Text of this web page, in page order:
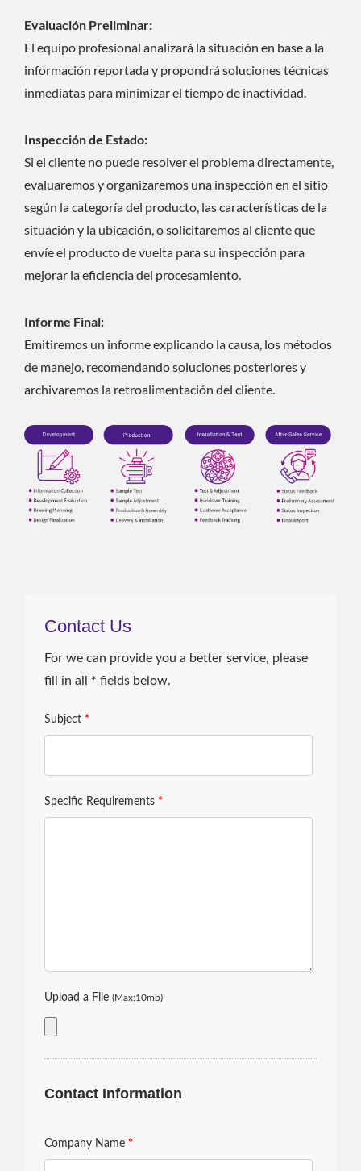
Evaluación Preliminar:
El equipo profesional analizará la situación en base a la
información reportada y propondrá soluciones técnicas
inmediatas para minimizar el tiempo de inactividad.
Inspección de Estado:
Si el cliente no puede resolver el problema directamente,
evaluaremos y organizaremos una inspección en el sitio
según la categoría del producto, las características de la
situación y la ubicación, o solicitaremos al cliente que
envíe el producto de vuelta para su inspección para
mejorar la eficiencia del procesamiento.
Informe Final:
Emitiremos un informe explicando la causa, los métodos
de manejo, recomendando soluciones posteriores y
archivaremos la retroalimentación del cliente.